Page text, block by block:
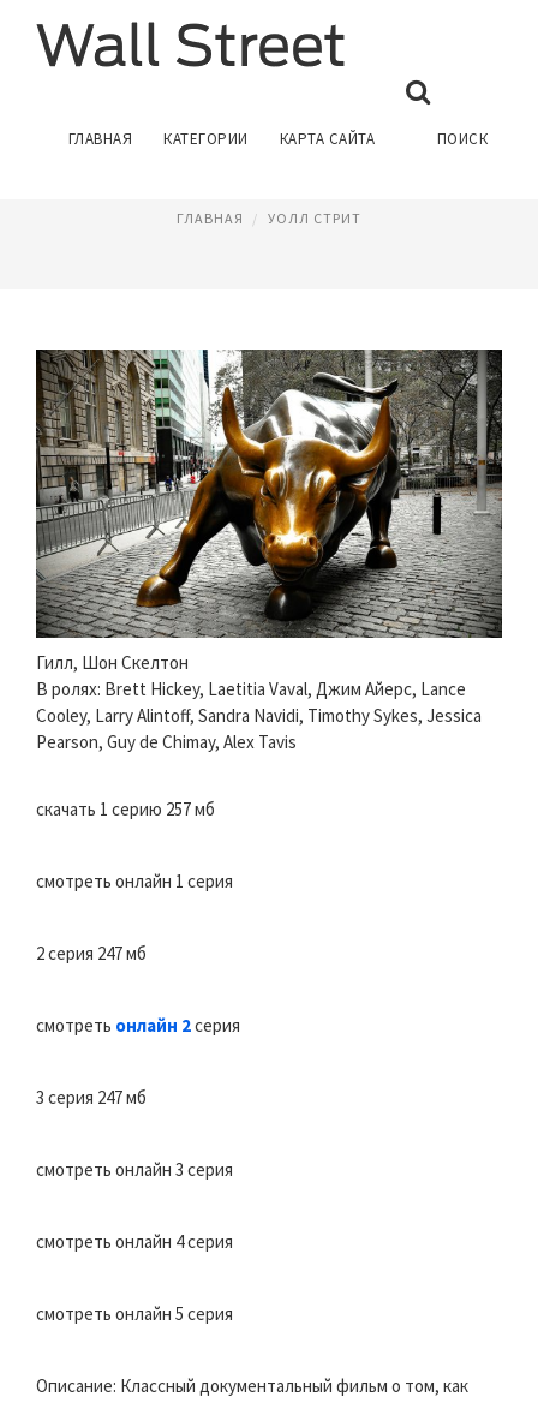
ГЛАВНАЯ КАТЕГОРИИ КАРТА САЙТА ПОИСК
СЕРИАЛ ВОИНЫ УОЛЛ СТРИТ
ГЛАВНАЯ УОЛЛ СТРИТ
Гилл, Шон Скелтон
В ролях: Brett Hickey, Laetitia Vaval, Джим Айерс, Lance
Cooley, Larry Alintoff, Sandra Navidi, Timothy Sykes, Jessica
Pearson, Guy de Chimay, Alex Tavis
скачать 1 серию 257 мб
смотреть онлайн 1 серия
2 серия 247 мб
смотреть онлайн 2серия
3 серия 247 мб
смотреть онлайн 3 серия
смотреть онлайн 4 серия
смотреть онлайн 5 серия
Описание: Классный документальный фильм о том, как